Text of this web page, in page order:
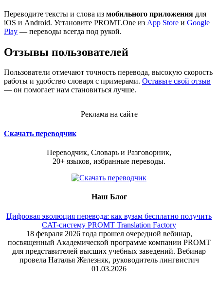
Переводите тексты и слова из мобильного приложения для
iOS и Android. Установите PROMT.One из App Store и Google
Play — переводы всегда под рукой.
Отзывы пользователей
Пользователи отмечают точность перевода, высокую скорость
работы и удобство словаря с примерами. Оставьте свой отзыв
— он помогает нам становиться лучше.
Реклама на сайте
Скачать переводчик
Переводчик, Словарь и Разговорник,
20+ языков, избранные переводы.
Наш Блог
Цифровая эволюция перевода: как вузам бесплатно получить
CAT-систему PROMT Translation Factory
18 февраля 2026 года прошел очередной вебинар,
посвященный Академической программе компании PROMT
для представителей высших учебных заведений. Вебинар
провела Наталья Железняк, руководитель лингвистич
01.03.2026